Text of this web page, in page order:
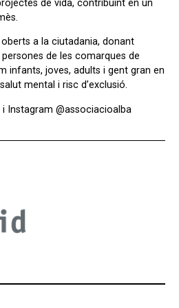
de vida, contribuint en un
a la ciutadania, donant
de les comarques de
infants, joves, adults i gent gran en
mental i risc d’exclusió.
Instagram @associacioalba